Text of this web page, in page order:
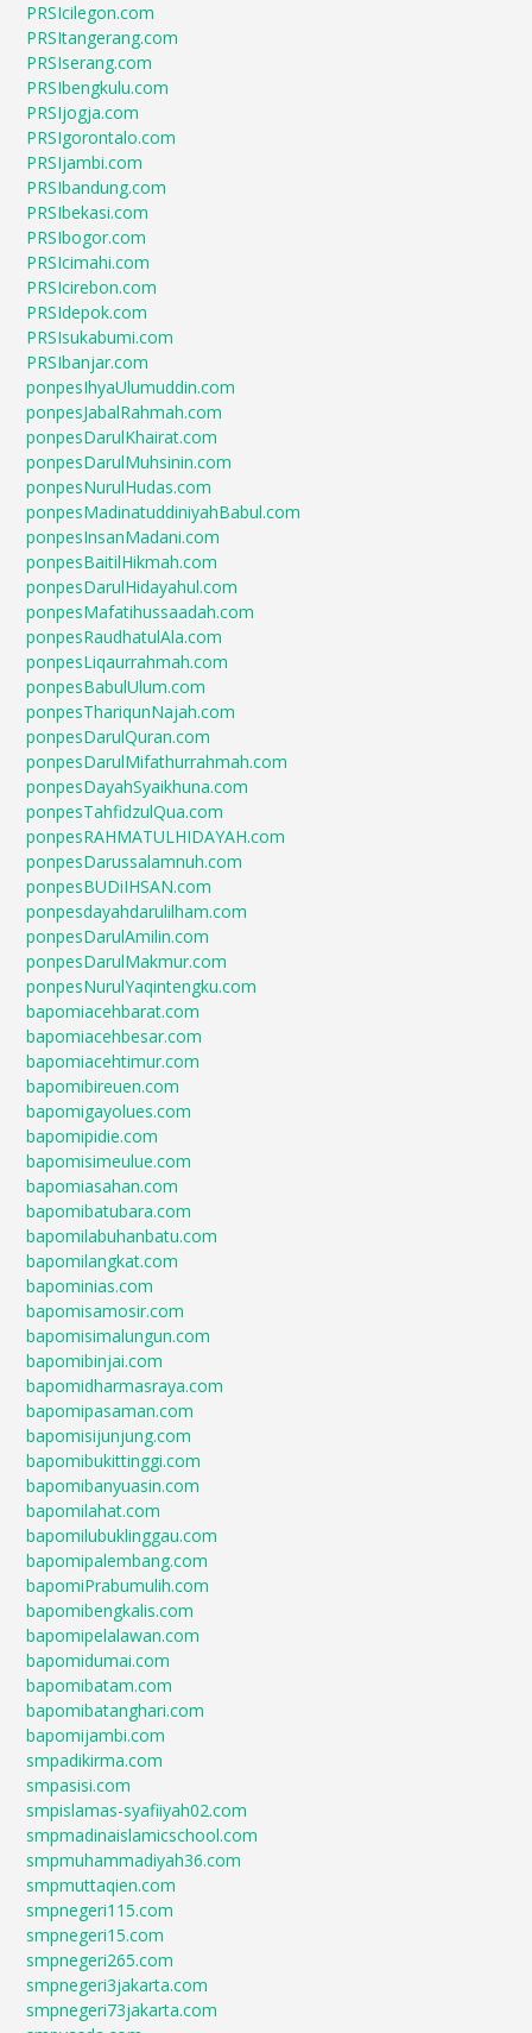
PRSIcilegon.com
PRSItangerang.com
PRSIserang.com
PRSIbengkulu.com
PRSIjogja.com
PRSIgorontalo.com
PRSIjambi.com
PRSIbandung.com
PRSIbekasi.com
PRSIbogor.com
PRSIcimahi.com
PRSIcirebon.com
PRSIdepok.com
PRSIsukabumi.com
PRSIbanjar.com
ponpesIhyaUlumuddin.com
ponpesJabalRahmah.com
ponpesDarulKhairat.com
ponpesDarulMuhsinin.com
ponpesNurulHudas.com
ponpesMadinatuddiniyahBabul.com
ponpesInsanMadani.com
ponpesBaitilHikmah.com
ponpesDarulHidayahul.com
ponpesMafatihussaadah.com
ponpesRaudhatulAla.com
ponpesLiqaurrahmah.com
ponpesBabulUlum.com
ponpesThariqunNajah.com
ponpesDarulQuran.com
ponpesDarulMifathurrahmah.com
ponpesDayahSyaikhuna.com
ponpesTahfidzulQua.com
ponpesRAHMATULHIDAYAH.com
ponpesDarussalamnuh.com
ponpesBUDiIHSAN.com
ponpesdayahdarulilham.com
ponpesDarulAmilin.com
ponpesDarulMakmur.com
ponpesNurulYaqintengku.com
bapomiacehbarat.com
bapomiacehbesar.com
bapomiacehtimur.com
bapomibireuen.com
bapomigayolues.com
bapomipidie.com
bapomisimeulue.com
bapomiasahan.com
bapomibatubara.com
bapomilabuhanbatu.com
bapomilangkat.com
bapominias.com
bapomisamosir.com
bapomisimalungun.com
bapomibinjai.com
bapomidharmasraya.com
bapomipasaman.com
bapomisijunjung.com
bapomibukittinggi.com
bapomibanyuasin.com
bapomilahat.com
bapomilubuklinggau.com
bapomipalembang.com
bapomiPrabumulih.com
bapomibengkalis.com
bapomipelalawan.com
bapomidumai.com
bapomibatam.com
bapomibatanghari.com
bapomijambi.com
smpadikirma.com
smpasisi.com
smpislamas-syafiiyah02.com
smpmadinaislamicschool.com
smpmuhammadiyah36.com
smpmuttaqien.com
smpnegeri115.com
smpnegeri15.com
smpnegeri265.com
smpnegeri3jakarta.com
smpnegeri73jakarta.com